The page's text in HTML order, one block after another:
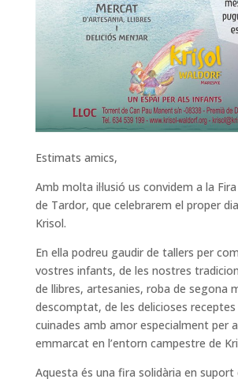
Estimats amics,
Amb molta il·lusió us convidem a la
de Tardor, que celebrarem el proper
Krisol.
En ella podreu gaudir de tallers per
vostres infants, de les nostres
de llibres, artesanies, roba de segona
descomptat, de les delicioses
cuinades amb amor especialment per
emmarcat en l’entorn campestre de
Aquesta és una fira solidària en suport